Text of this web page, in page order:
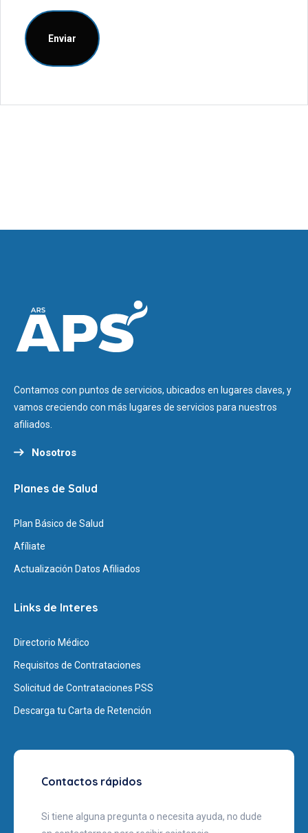
Contamos con puntos de servicios, ubicados en lugares claves, y
vamos creciendo con más lugares de servicios para nuestros
afiliados.
Nosotros
Planes de Salud
Plan Básico de Salud
Afíliate
Actualización Datos Afiliados
Links de Interes
Directorio Médico
Requisitos de Contrataciones
Solicitud de Contrataciones PSS
Descarga tu Carta de Retención
Contactos rápidos
Si tiene alguna pregunta o necesita ayuda, no dude